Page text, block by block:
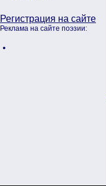
Регистрация на сайте
Реклама на сайте поэзии: